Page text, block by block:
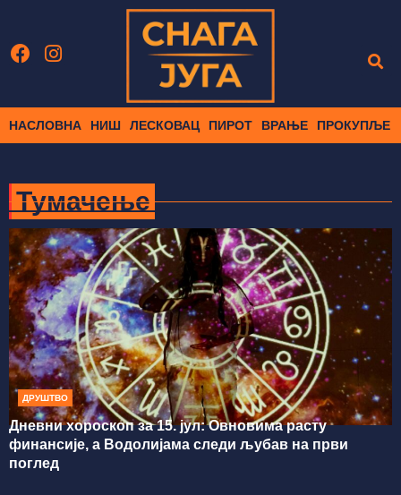
НАСЛОВНА НИШ ЛЕСКОВАЦ ПИРОТ ВРАЊЕ ПРОКУПЉЕ
Тумачење
ДРУШТВО
Дневни хороскоп за 15. јул: Овновима расту
финансије, а Водолијама следи љубав на први
поглед